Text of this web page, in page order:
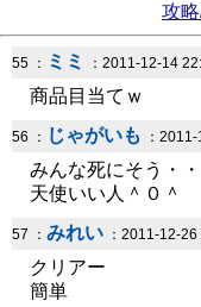
攻
55 ： ミミ ：2011-12-14
商品目当てｗ
56 ： じゃがいも ：
みんな死にそう・・
天使いい人＾０＾
57 ： みれい ：2011-12-
クリアー
簡単